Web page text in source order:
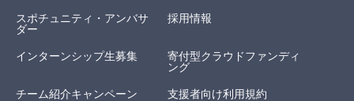
スポチュニティ・アンバサ
ダー
採用情報
インターンシップ生募集
寄付型クラウドファンディ
ング
チーム紹介キャンペーン 支援者向け利用規約